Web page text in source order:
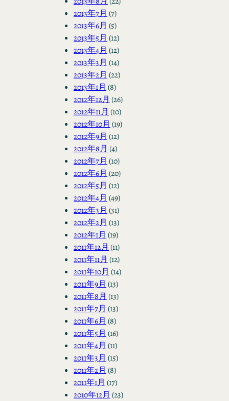
2013年7月 (7)
2013年6月 (5)
2013年5月 (12)
2013年4月 (12)
2013年3月 (14)
2013年2月 (22)
2013年1月 (8)
2012年12月 (26)
2012年11月 (10)
2012年10月 (19)
2012年9月 (12)
2012年8月 (4)
2012年7月 (10)
2012年6月 (20)
2012年5月 (12)
2012年4月 (49)
2012年3月 (31)
2012年2月 (13)
2012年1月 (19)
2011年12月 (11)
2011年11月 (12)
2011年10月 (14)
2011年9月 (13)
2011年8月 (13)
2011年7月 (13)
2011年6月 (8)
2011年5月 (16)
2011年4月 (11)
2011年3月 (15)
2011年2月 (8)
2011年1月 (17)
2010年12月 (23)